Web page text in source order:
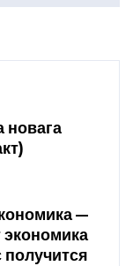
—
получится